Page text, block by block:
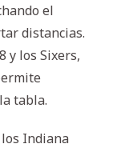
el
distancias.
y los Sixers,
tabla.
Indiana